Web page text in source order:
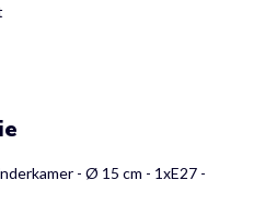
- Ø 15 cm - 1xE27 -